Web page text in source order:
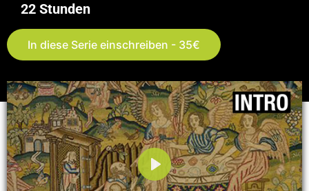
22 Stunden
In diese Serie einschreiben - 35€
Abspielen